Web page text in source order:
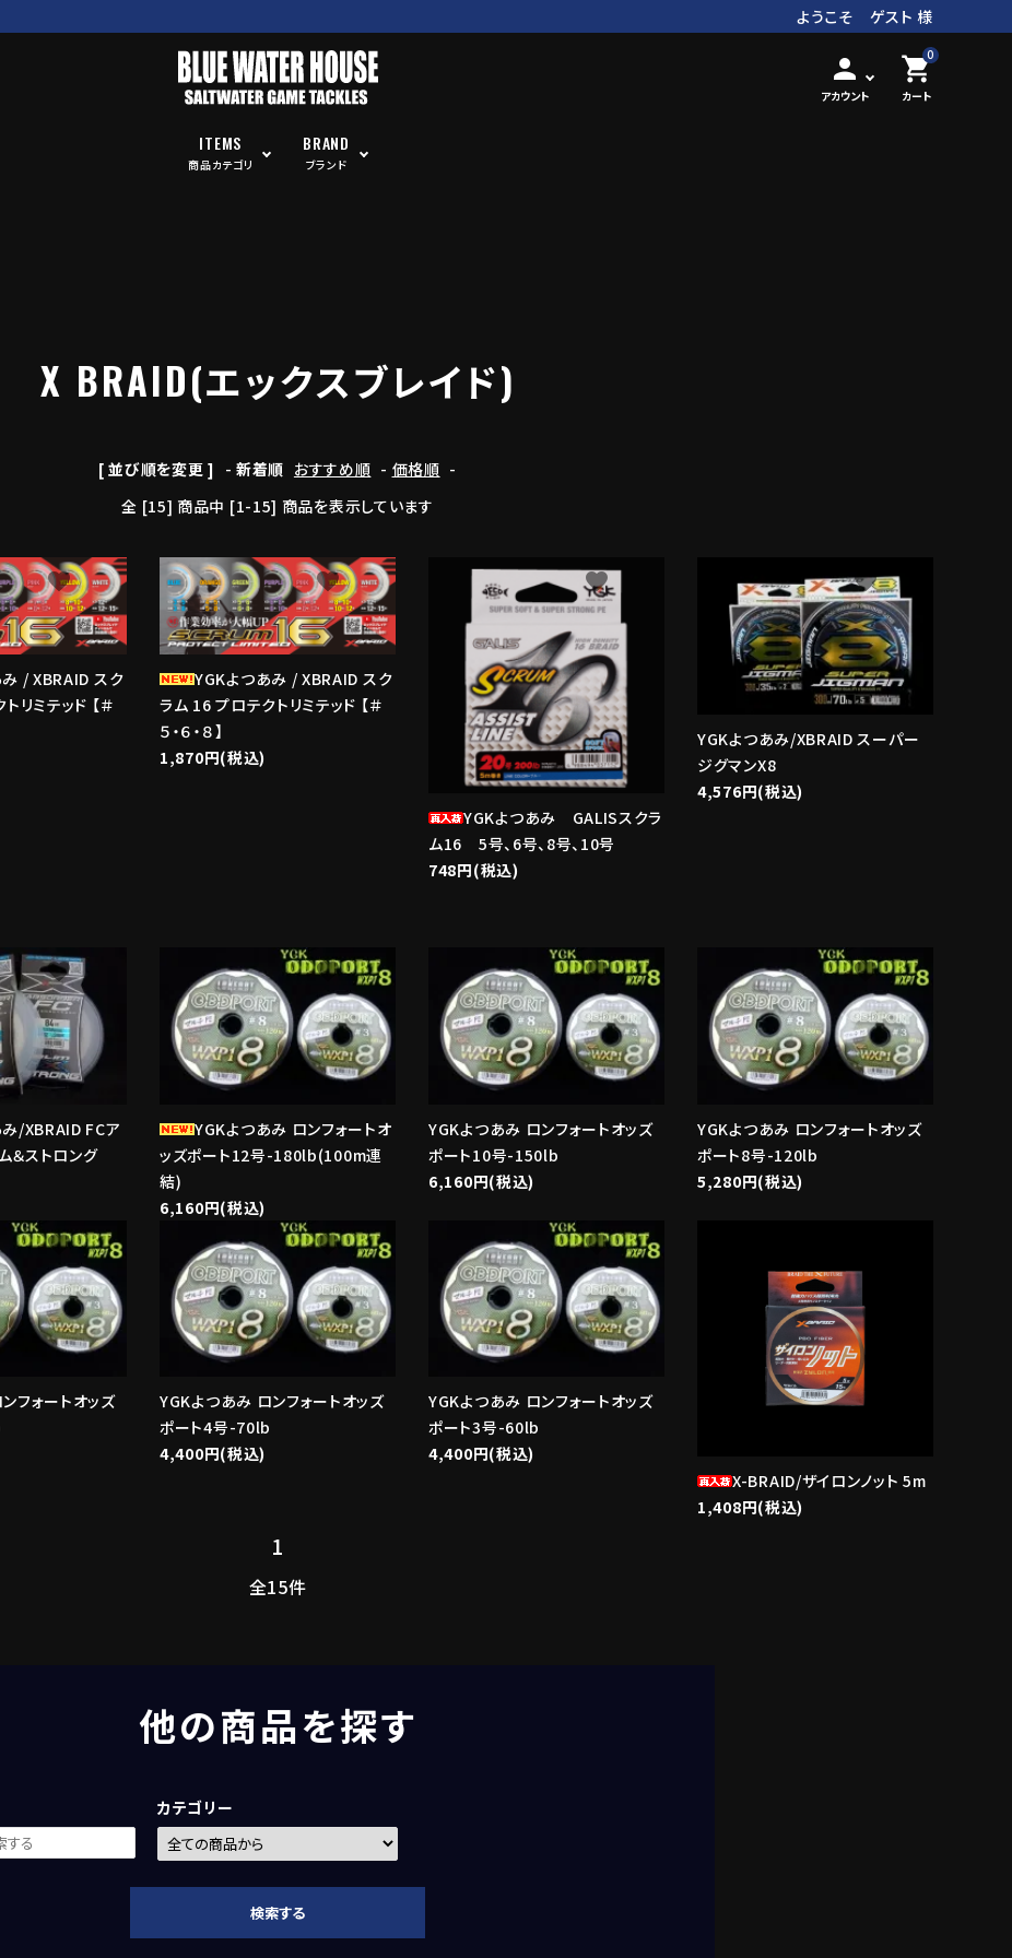
ようこそ ゲスト 様
person
アカウント
0
shopping_cart
カート
ITEMS
商品カテゴリ
BRAND
ブランド
X BRAID(エックスブレイド)
[ 並び順を変更 ] -新着順 おすすめ順 - 価格順 -
全 [15] 商品中 [1-15] 商品を表示しています
/ XBRAID スク
リミテッド 【＃
favorite
YGKよつあみ / XBRAID スク
ラム 16 プロテクトリミテッド 【＃
５・６・８】
1,870円(税込)
favorite
YGKよつあみ GALISスクラ
ム16 5号、6号、8号、10号
748円(税込)
favorite
YGKよつあみ/XBRAID スーパー
ジグマンX8
4,576円(税込)
favorite
/XBRAID FCア
＆ストロング
favorite
YGKよつあみ ロンフォートオ
ッズポート12号-180lb(100m連
結)
6,160円(税込)
favorite
YGKよつあみ ロンフォートオッズ
ポート10号-150lb
6,160円(税込)
favorite
YGKよつあみ ロンフォートオッズ
ポート8号-120lb
5,280円(税込)
favorite
フォートオッズ
favorite
YGKよつあみ ロンフォートオッズ
ポート4号-70lb
4,400円(税込)
favorite
YGKよつあみ ロンフォートオッズ
ポート3号-60lb
4,400円(税込)
favorite
X-BRAID/ザイロンノット 5m
1,408円(税込)
1
全15件
他の商品を探す
カテゴリー
検索する